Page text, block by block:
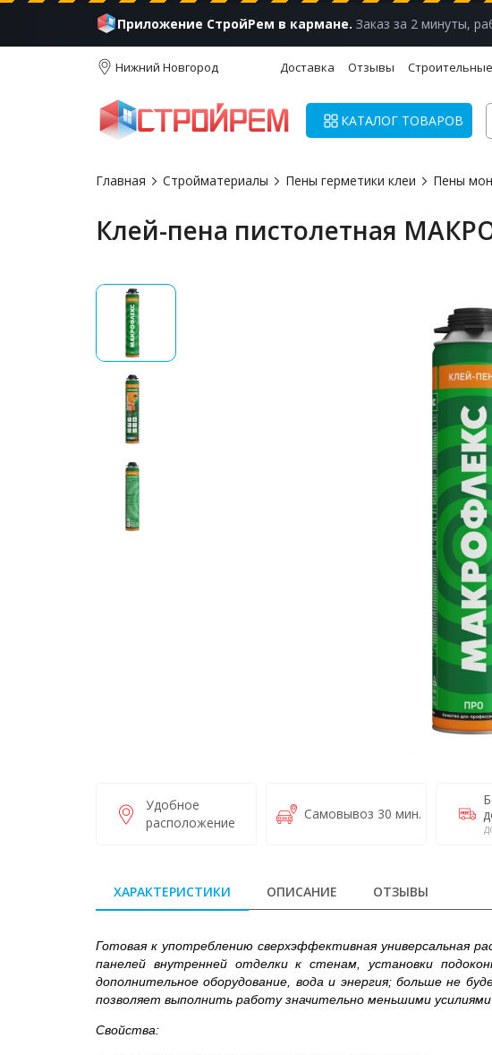
Приложение СтройРем в кармане. Заказ за 2 минуты,
Нижний Новгород Доставка Отзывы
КАТАЛОГ ТОВАРОВ
Главная Стройматериалы Пены герметики клеи Пены
Клей-пена пистолетная
Удобное
расположение
Самовывоз 30 мин.
ХАРАКТЕРИСТИКИ ОПИСАНИЕ ОТЗЫВЫ
Готовая к употреблению сверхэффективная универсальная
панелей внутренней отделки к стенам, установки
дополнительное оборудование, вода и энергия; больше не
позволяет выполнить работу значительно меньшими
Свойства: